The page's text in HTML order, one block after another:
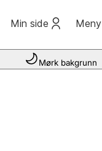
Min side Meny
Mørk bakgrunn